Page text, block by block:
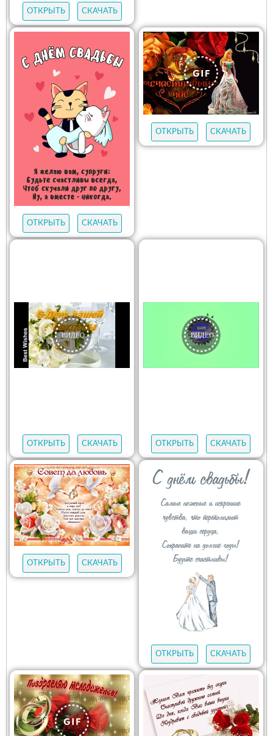
ОТКРЫТЬ СКАЧАТЬ
ОТКРЫТЬ СКАЧАТЬ
ОТКРЫТЬ СКАЧАТЬ
ОТКРЫТЬ СКАЧАТЬ ОТКРЫТЬ СКАЧАТЬ
ОТКРЫТЬ СКАЧАТЬ
ОТКРЫТЬ СКАЧАТЬ